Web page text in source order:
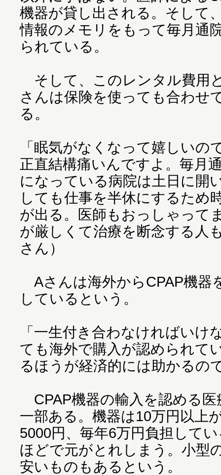
機器が貸し出される。そして
情報のメモリをもって毎月通
られている。
そして、このレンタル費用
さんは保険を使っても合わせ
る。
「眠気がなくなって嬉しいの
正直結構痛いんですよ。毎月
になっている病院は土日に開
しても仕事を半休にするため
が出る。医師もおっしゃって
が厳しくて治療を断念する人
さん）
Aさんは海外からCPAP機器
しているという。
「一生付き合わなければいけ
ても海外で購入が認められて
るほうが経済的には助かるの
CPAP機器の輸入を認める
一部ある。機器は10万円以上
5000円、毎年6万円負担して
ほどで元がとれしまう。小型
安いものもあるという。